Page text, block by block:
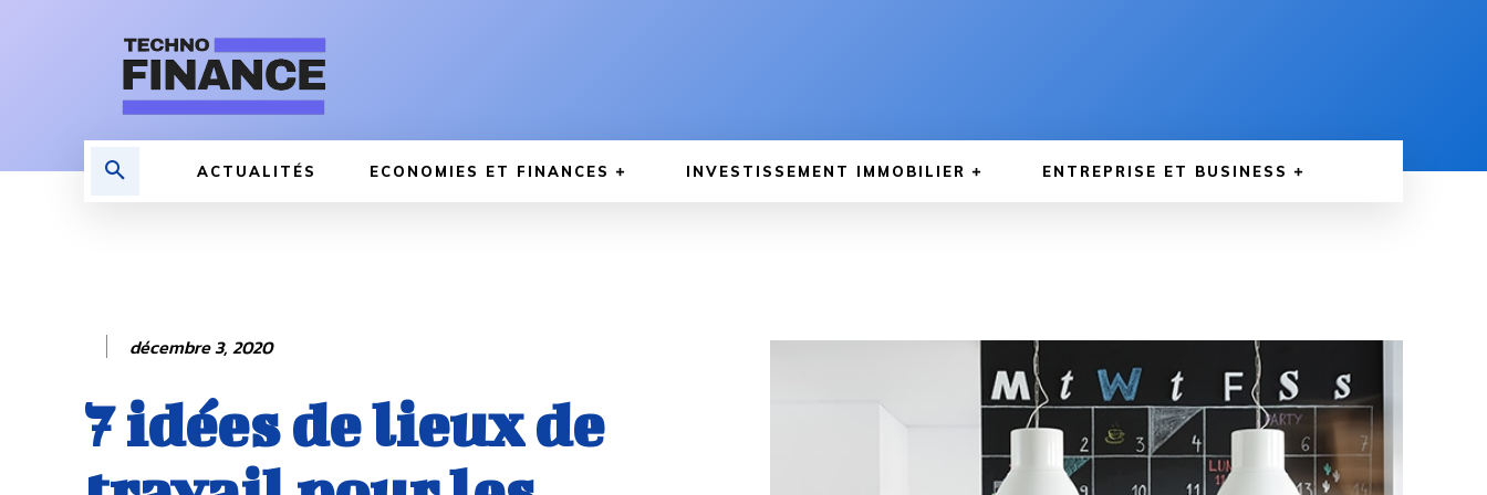
ACTUALITÉS ECONOMIES ET FINANCES INVESTISSEMENT IMMOBILIER ENTREPRISE ET BUSINESS
décembre 3, 2020
7 idées de lieux de